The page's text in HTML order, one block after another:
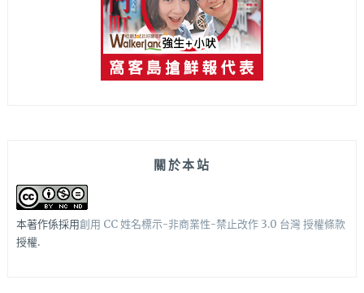
關於本站
本著作係採用創用 CC 姓名標示-非商業性-禁止改作 3.0 台灣 授權條款
授權.